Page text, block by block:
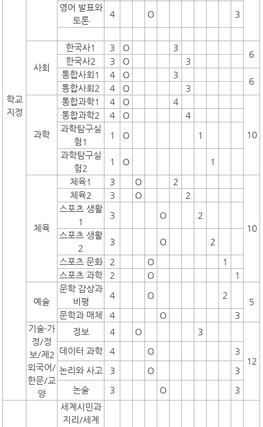
학교
지정
영어 발표와
토론
4 O 3
사회
한국사1 3 O 3
6
한국사2 3 O
3
통합사회1
4 O 3
6
통합사회2 4 O 3
과학
통합과학1 4 O 4
10
통합과학2 4 O
4
과학탐구실
험1
1 O
1
과학탐구실
험2
1 O 1
체육
체육1 3 O 2
10
체육2 3 O
2
스포츠 생활
1
3 O
2
스포츠 생활
2
3 O
2
스포츠 문화
2 O
1
스포츠 과학
2 O 1
예술
문학 감상과
비평
4 O 2
5
문학과 매체
4 O
3
기술·가
정/정
보/제2
외국어/
한문/교
양
정보 4 O 3
12
데이터 과학 4 O
3
논리와 사고
3 O
3
논술
3 O 3
세계시민과
지리/세계